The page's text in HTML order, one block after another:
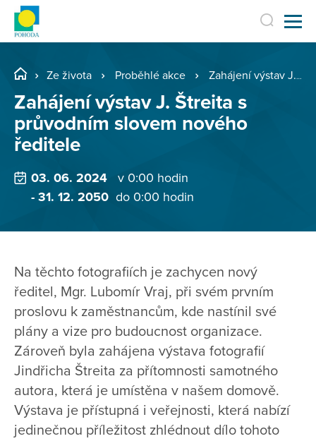
Ze života Proběhlé akce Zahájení výstav J. Štreita s průvodním slovem nového ředitele
Zahájení výstav J. Štreita s
průvodním slovem nového
ředitele
03. 06. 2024
v 0:00 hodin
- 31. 12. 2050 do 0:00 hodin
Na těchto fotografiích je zachycen nový
ředitel, Mgr. Lubomír Vraj, při svém prvním
proslovu k zaměstnancům, kde nastínil své
plány a vize pro budoucnost organizace.
Zároveň byla zahájena výstava fotografií
Jindřicha Štreita za přítomnosti samotného
autora, která je umístěna v našem domově.
Výstava je přístupná i veřejnosti, která nabízí
jedinečnou příležitost zhlédnout dílo tohoto